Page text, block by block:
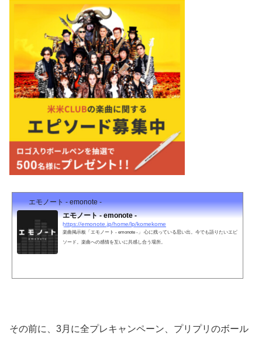
エモノート - emonote -
エモノート - emonote -
https://emonote.jp/home/lp/komekome
楽曲掲示板「エモノート - emonote -」 心に残っている思い出。今でも語りたいエピ
ソード。楽曲への感情を互いに共感し合う場所。
その前に、3月に全プレキャンペーン、プリプリのボール